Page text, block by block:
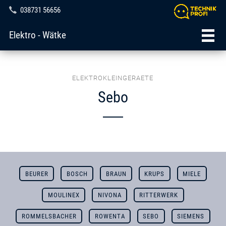
038731 56656
Elektro - Wätke
ELEKTROKLEINGERAETE
Sebo
BEURER BOSCH BRAUN KRUPS MIELE
MOULINEX NIVONA RITTERWERK
ROMMELSBACHER ROWENTA SEBO SIEMENS